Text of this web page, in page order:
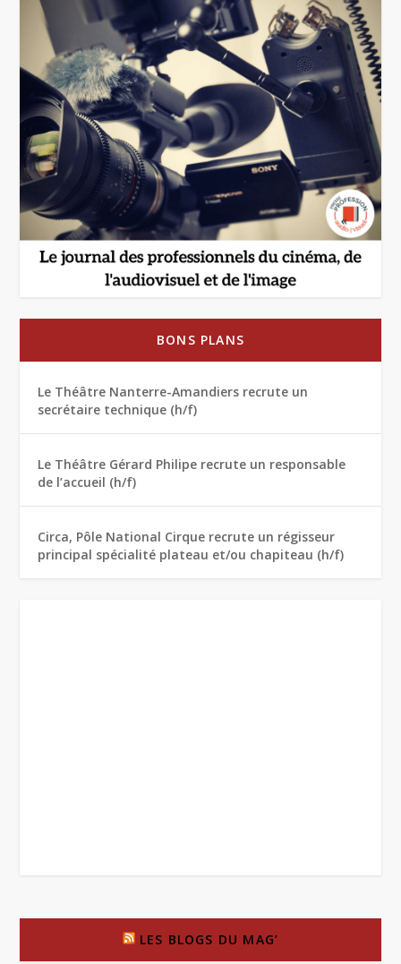
BONS PLANS
Le Théâtre Nanterre-Amandiers recrute un
secrétaire technique (h/f)
Le Théâtre Gérard Philipe recrute un responsable
de l’accueil (h/f)
Circa, Pôle National Cirque recrute un régisseur
principal spécialité plateau et/ou chapiteau (h/f)
LES BLOGS DU MAG’